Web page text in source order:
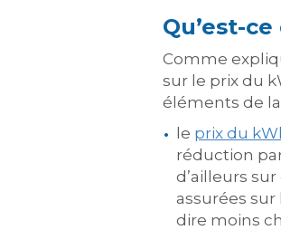
Qu’est-
Comme
sur le prix du
éléments de
le prix du kW
réduction
d’ailleurs
assurées
dire moins